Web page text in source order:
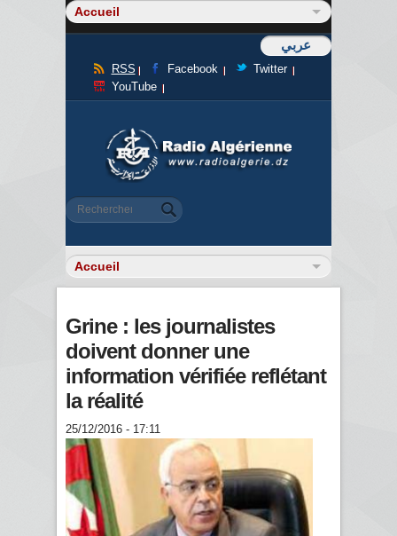
عربي
RSS Facebook
Twitter
YouTube
Formulaire de recherche
Rechercher
Grine : les journalistes
doivent donner une
information vérifiée reflétant
la réalité
25/12/2016 - 17:11